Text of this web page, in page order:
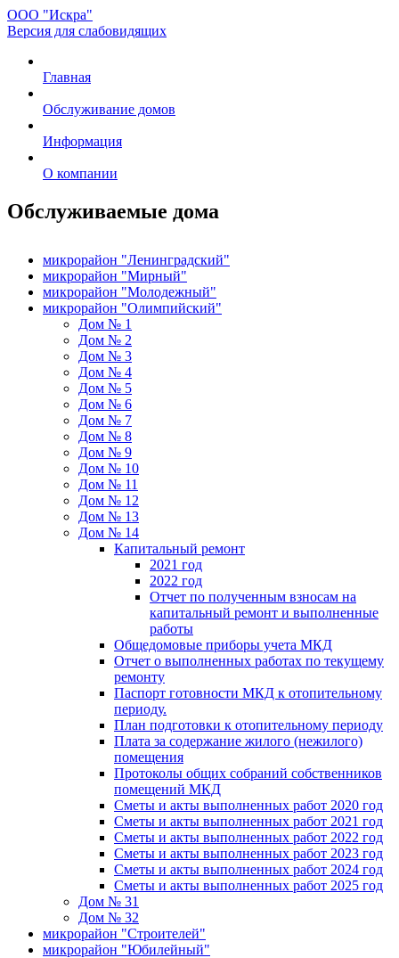
ООО "Искра"
Версия для слабовидящих
Главная
Обслуживание домов
Информация
О компании
Обслуживаемые дома
микрорайон "Ленинградский"
микрорайон "Мирный"
микрорайон "Молодежный"
микрорайон "Олимпийский"
Дом № 1
Дом № 2
Дом № 3
Дом № 4
Дом № 5
Дом № 6
Дом № 7
Дом № 8
Дом № 9
Дом № 10
Дом № 11
Дом № 12
Дом № 13
Дом № 14
Капитальный ремонт
2021 год
2022 год
Отчет по полученным взносам на
капитальный ремонт и выполненные
работы
Общедомовые приборы учета МКД
Отчет о выполненных работах по текущему
ремонту
Паспорт готовности МКД к отопительному
периоду.
План подготовки к отопительному периоду
Плата за содержание жилого (нежилого)
помещения
Протоколы общих собраний собственников
помещений МКД
Сметы и акты выполненных работ 2020 год
Сметы и акты выполненных работ 2021 год
Сметы и акты выполненных работ 2022 год
Сметы и акты выполненных работ 2023 год
Сметы и акты выполненных работ 2024 год
Сметы и акты выполненных работ 2025 год
Дом № 31
Дом № 32
микрорайон "Строителей"
микрорайон "Юбилейный"